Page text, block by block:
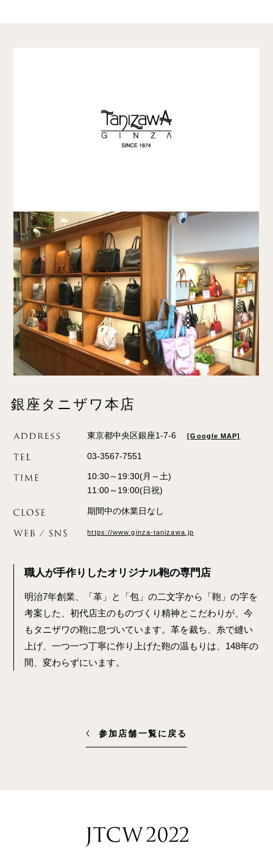
銀座タニザワ本店
東京都中央区銀座1-7-6[Google MAP]
03-3567-7551
10:30～19:30(月～土)
11:00～19:00(日祝)
期間中の休業日なし
https://www.ginza-tanizawa.jp
職人が手作りしたオリジナル鞄の専門店
明治7年創業、「革」と「包」の二文字から「鞄」の字を
考案した、初代店主のものづくり精神とこだわりが、今
もタニザワの鞄に息づいています。革を裁ち、糸で縫い
上げ、一つ一つ丁寧に作り上げた鞄の温もりは、148年の
間、変わらずにいます。
参加店舗一覧に戻る